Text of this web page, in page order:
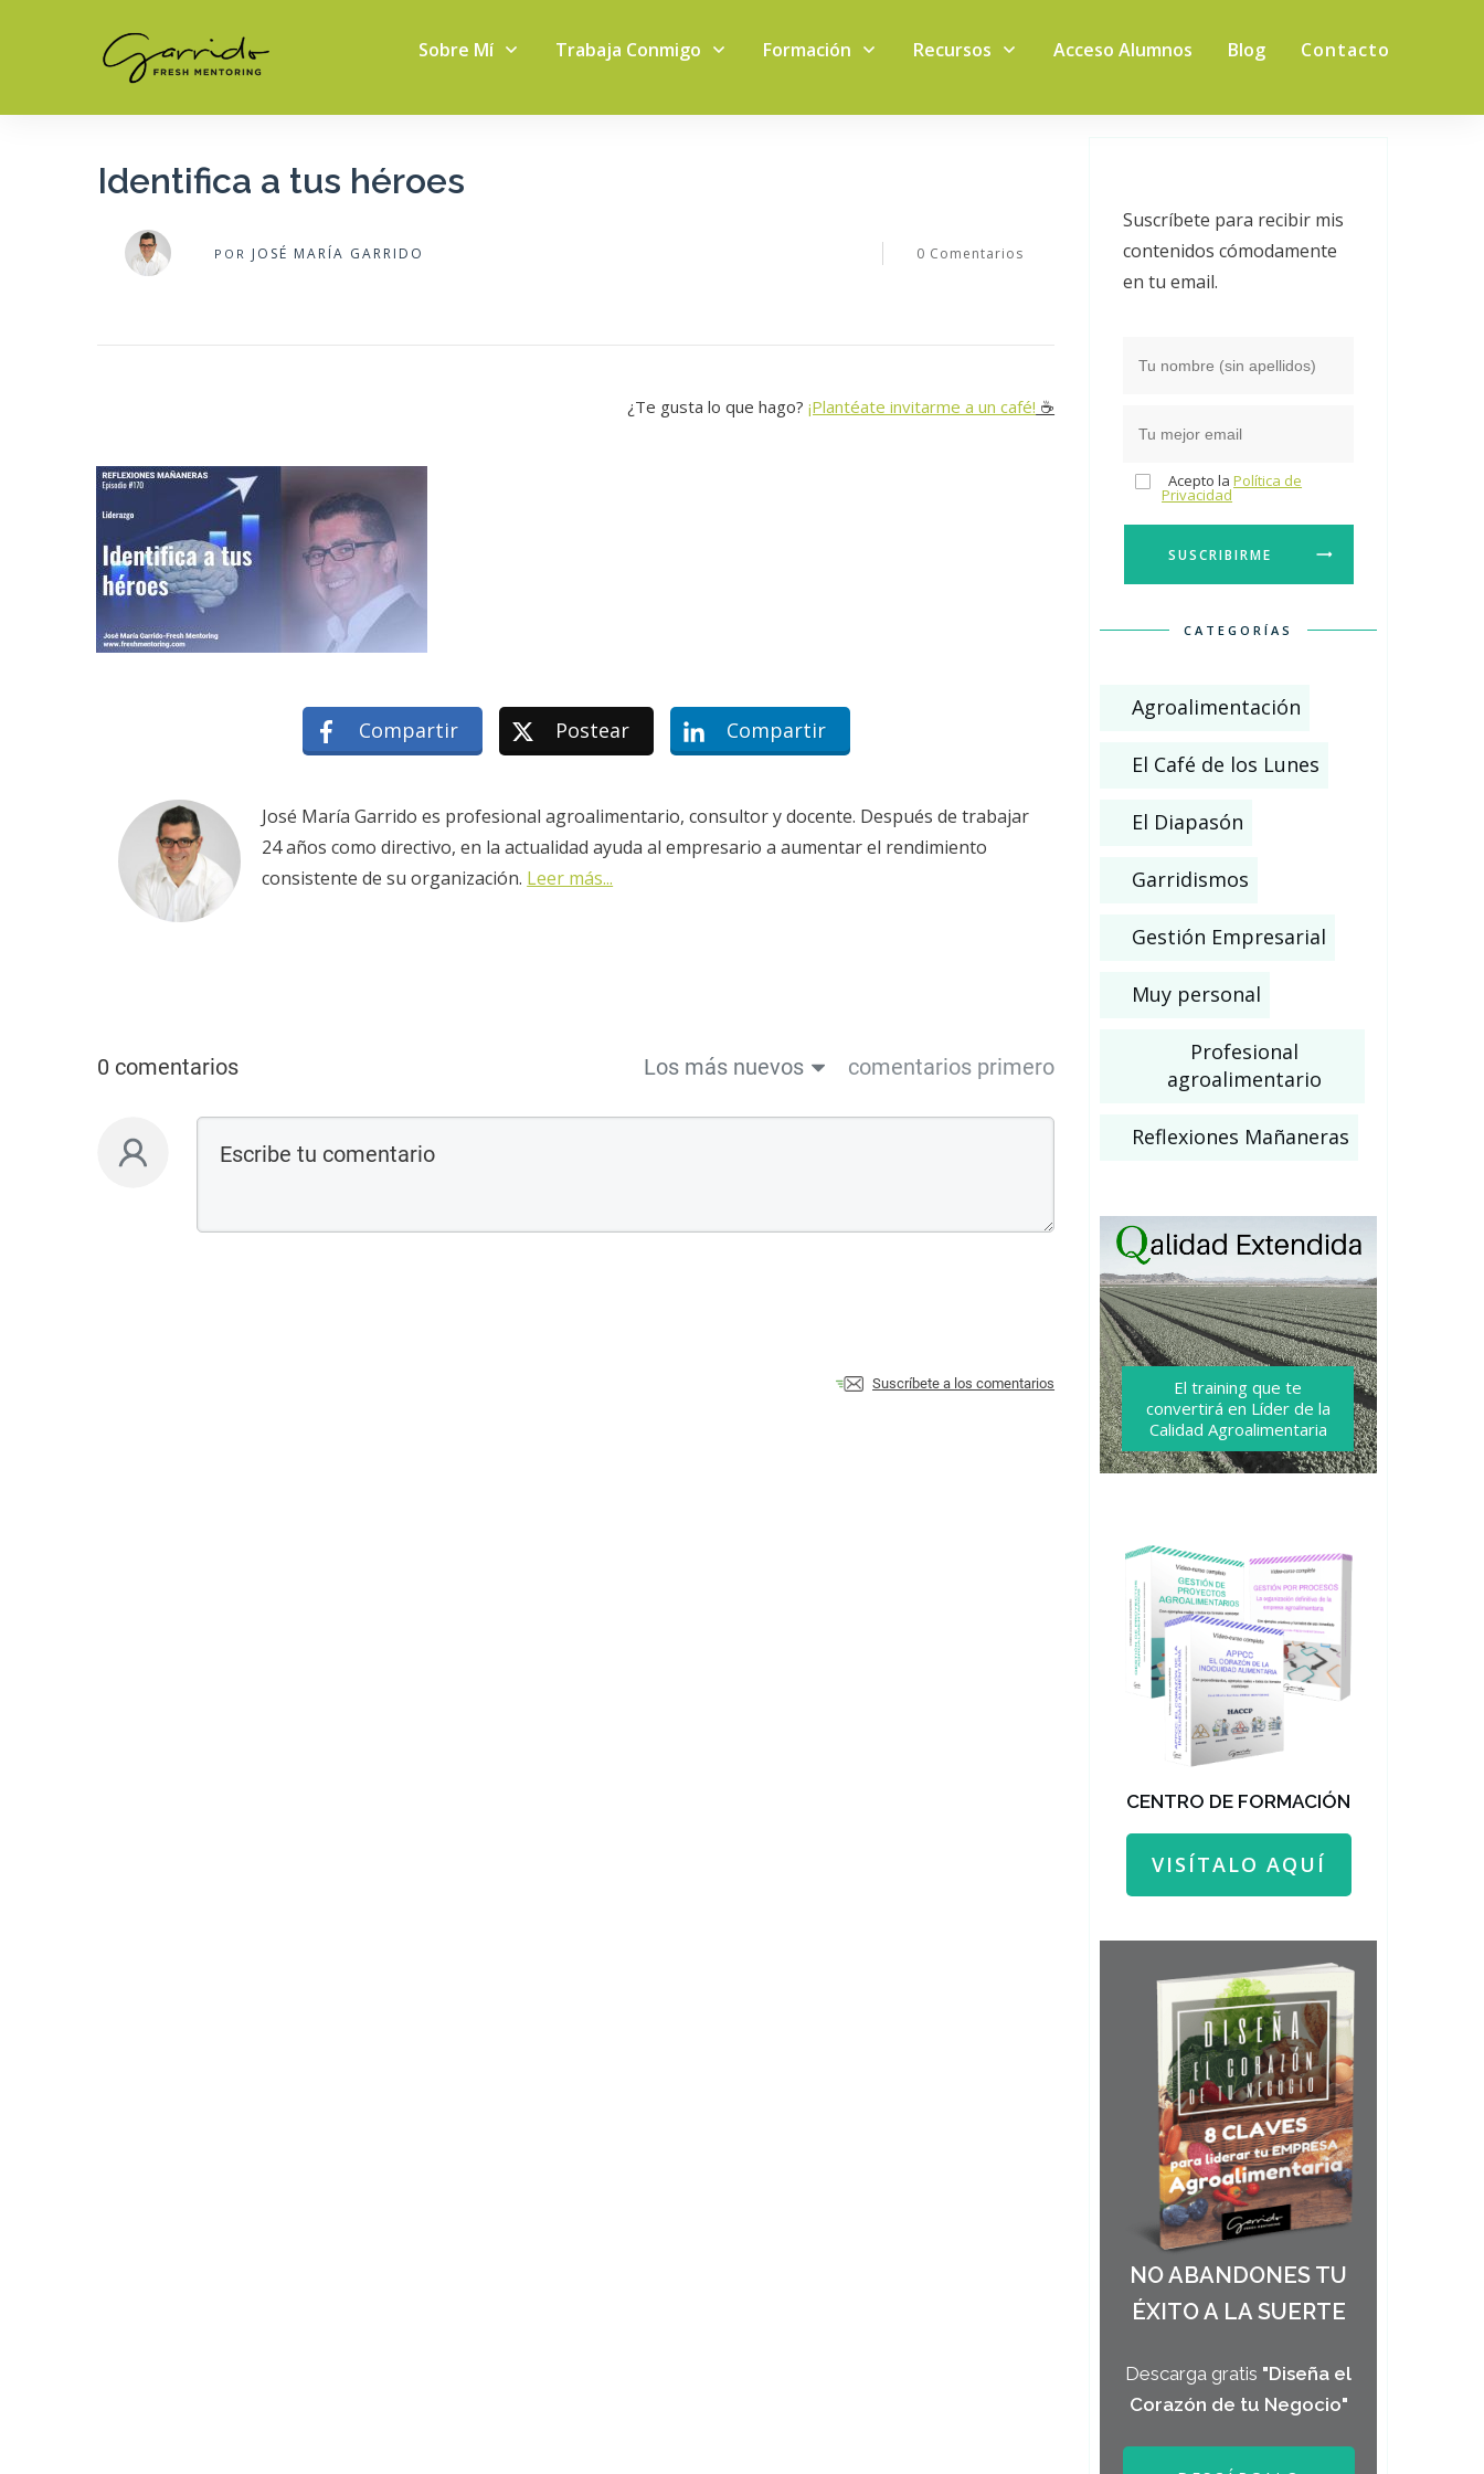
Sobre Mí Trabaja Conmigo Formación Recursos Acceso Alumnos Blog Contacto
Identifica a tus héroes
POR JOSÉ MARÍA GARRIDO 0 Comentarios
¿Te gusta lo que hago?¡Plantéate invitarme a un café! ☕️
Compartir Postear Compartir
José María Garrido es profesional agroalimentario, consultor y docente. Después de trabajar
24 años como directivo, en la actualidad ayuda al empresario a aumentar el rendimiento
consistente de su organización. Leer más...
0 comentarios Los más nuevos comentarios primero
Suscríbete a los comentarios
Suscríbete para recibir mis
contenidos cómodamente
en tu email.
Acepto la Política de
Privacidad
SUSCRIBIRME
CATEGORÍAS
Agroalimentación
El Café de los Lunes
El Diapasón
Garridismos
Gestión Empresarial
Muy personal
Profesional
agroalimentario
Reflexiones Mañaneras
El training que te
convertirá en Líder de la
Calidad Agroalimentaria
CENTRO DE FORMACIÓN
VISÍTALO AQUÍ
NO ABANDONES TU
ÉXITO A LA SUERTE
Descarga gratis "Diseña el
Corazón de tu Negocio"